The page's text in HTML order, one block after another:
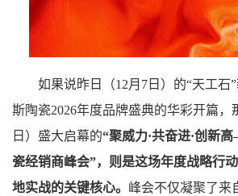
如果说昨日（12月7日）的“天工石
斯陶瓷2026年度品牌盛典的华彩开篇，
日）盛大启幕的“聚威力·共奋进·创新
瓷经销商峰会”，则是这场年度战略行
地实战的关键核心。 峰会不仅凝聚了来